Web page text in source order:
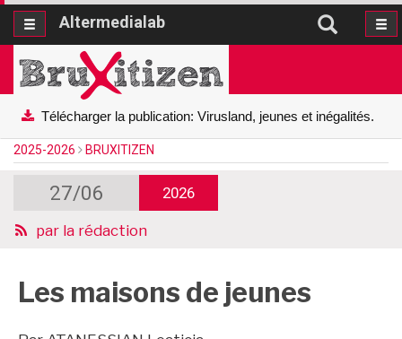
Altermedialab
Altermedialab
Télécharger la publication: Virusland, jeunes et inégalités.
2025-2026 BRUXITIZEN
27/06 2026
par la rédaction
Les maisons de jeunes